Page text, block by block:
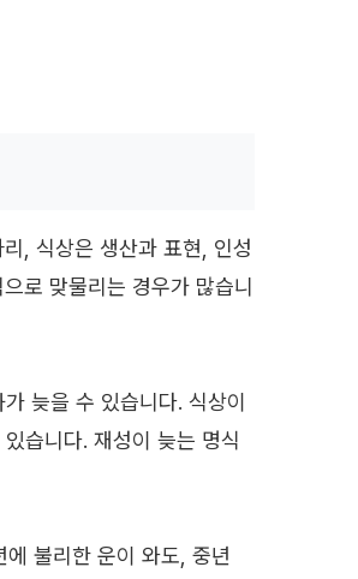
, 식상은 생산과 표현, 인성
로 맞물리는 경우가 많습니
늦을 수 있습니다. 식상이
습니다. 재성이 늦는 명식
불리한 운이 와도, 중년